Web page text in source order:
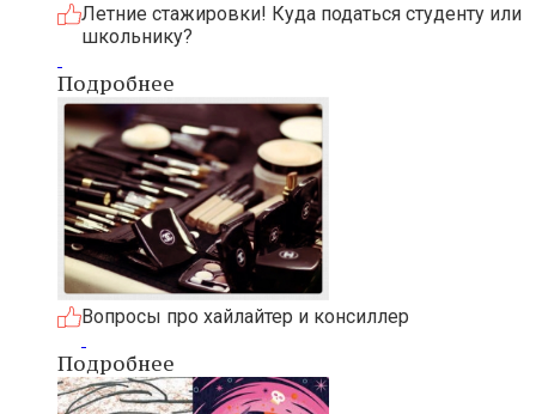
Летние стажировки! Куда податься студенту или
школьнику?
Подробнее
Вопросы про хайлайтер и консиллер
Подробнее